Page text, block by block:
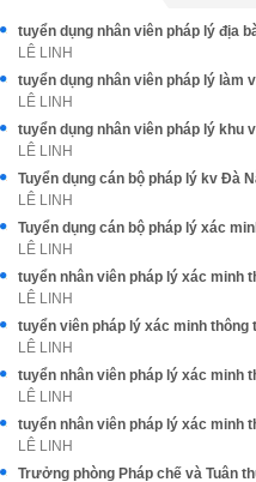
tuyển dụng nhân viên pháp lý địa
LÊ LINH
tuyển dụng nhân viên pháp lý làm
LÊ LINH
tuyển dụng nhân viên pháp lý khu
LÊ LINH
Tuyển dụng cán bộ pháp lý kv Đà
LÊ LINH
LÊ LINH
tuyển nhân viên pháp lý xác minh
LÊ LINH
tuyển viên pháp lý xác minh thông
LÊ LINH
tuyển nhân viên pháp lý xác minh
LÊ LINH
tuyển nhân viên pháp lý xác minh
LÊ LINH
Trưởng phòng Pháp chế và Tuân